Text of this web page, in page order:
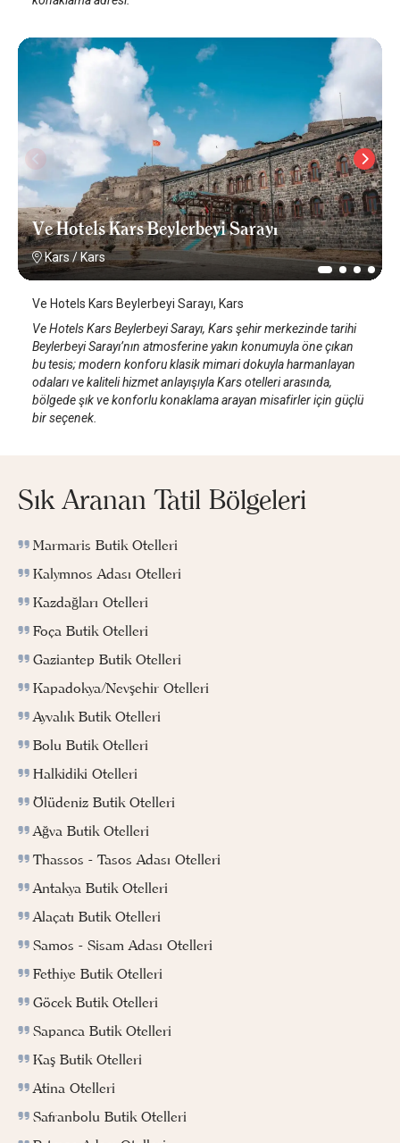
Ve Hotels Kars Beylerbeyi Sarayı
Kars/Kars
Ve Hotels Kars Beylerbeyi Sarayı, Kars
Ve Hotels Kars Beylerbeyi Sarayı, Kars şehir merkezinde tarihi
Beylerbeyi Sarayı’nın atmosferine yakın konumuyla öne çıkan
bu tesis; modern konforu klasik mimari dokuyla harmanlayan
odaları ve kaliteli hizmet anlayışıyla Kars otelleri arasında,
bölgede şık ve konforlu konaklama arayan misafirler için güçlü
bir seçenek.
Sık Aranan Tatil Bölgeleri
Marmaris Butik Otelleri
Kalymnos Adası Otelleri
Kazdağları Otelleri
Foça Butik Otelleri
Gaziantep Butik Otelleri
Kapadokya/Nevşehir Otelleri
Ayvalık Butik Otelleri
Bolu Butik Otelleri
Halkidiki Otelleri
Ölüdeniz Butik Otelleri
Ağva Butik Otelleri
Thassos - Tasos Adası Otelleri
Antakya Butik Otelleri
Alaçatı Butik Otelleri
Samos - Sisam Adası Otelleri
Fethiye Butik Otelleri
Göcek Butik Otelleri
Sapanca Butik Otelleri
Kaş Butik Otelleri
Atina Otelleri
Safranbolu Butik Otelleri